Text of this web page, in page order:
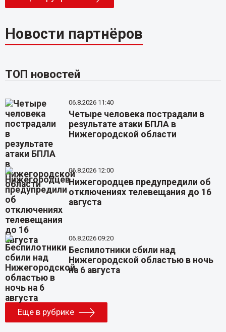
Новости партнёров
ТОП новостей
06.8.2026 11:40
Четыре человека пострадали в
результате атаки БПЛА в
Нижегородской области
06.8.2026 12:00
Нижегородцев предупредили об
отключениях телевещания до 16
августа
06.8.2026 09:20
Беспилотники сбили над
Нижегородской областью в ночь
на 6 августа
Еще в рубрике